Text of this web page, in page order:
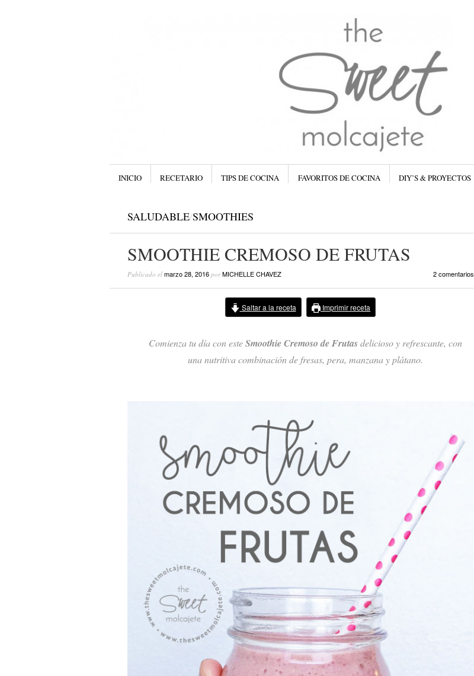
SALTAR AL CONTENIDO.
INICIO RECETARIO TIPS DE COCINA FAVORITOS DE COCINA DIY’S & PROYECTOS
SALUDABLE/SMOOTHIES
SMOOTHIE CREMOSO DE FRUTAS
Publicado el marzo 28, 2016porMICHELLE CHAVEZ 2 comentarios
Saltar a la receta Imprimir receta
Comienza tu día con esteSmoothie Cremoso de Frutasdelicioso y refrescante, con
una nutritiva combinación de fresas, pera, manzana y plátano.